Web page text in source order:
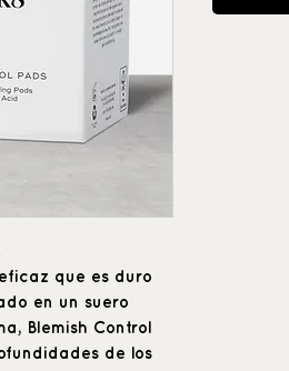
que es duro
en un suero
Blemish Control
de los